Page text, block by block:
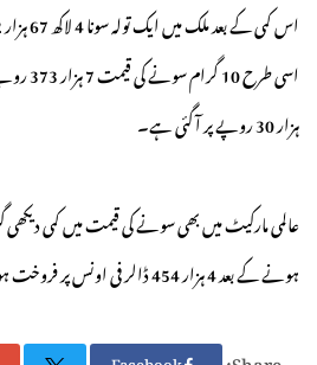
اس کمی کے بعد ملک میں ایک تولہ سونا 4 لاکھ 67 ہزار 762 روپے کا ہو گیا ہے۔
ہزار 30 روپے پر آ گئی ہے۔
ہونے کے بعد 4 ہزار 454 ڈالر فی اونس پر فروخت ہو رہا ہے۔